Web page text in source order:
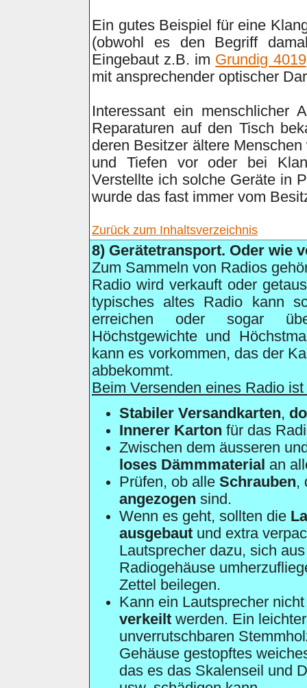
Ein gutes Beispiel für eine
(obwohl es den Begriff
Eingebaut z.B. im Grundig 4019
mit ansprechender optischer
Interessant ein menschlicher
Reparaturen auf den Tisch
deren Besitzer ältere
und Tiefen vor oder bei
Verstellte ich solche Geräte in
wurde das fast immer vom
Zurück zum Inhaltsverzeichnis
8) Gerätetransport. Oder wie
Zum Sammeln von Radios
Radio wird verkauft oder
typisches altes Radio kann
erreichen oder sogar
Höchstgewichte und
kann es vorkommen, das der
abbekommt.
Beim Versenden eines Radio
Stabiler Versandkarten,
Innerer Karton für das
Zwischen dem äusseren
loses Dämmmaterial an
Prüfen, ob alle Schrauben,
angezogen sind.
Wenn es geht, sollten die
ausgebaut und extra
Lautsprecher dazu, sich
Radiogehäuse
Zettel beilegen.
Kann ein Lautsprecher
verkeilt werden. Ein
unverrutschbaren
Gehäuse gestopftes
das es das Skalenseil und